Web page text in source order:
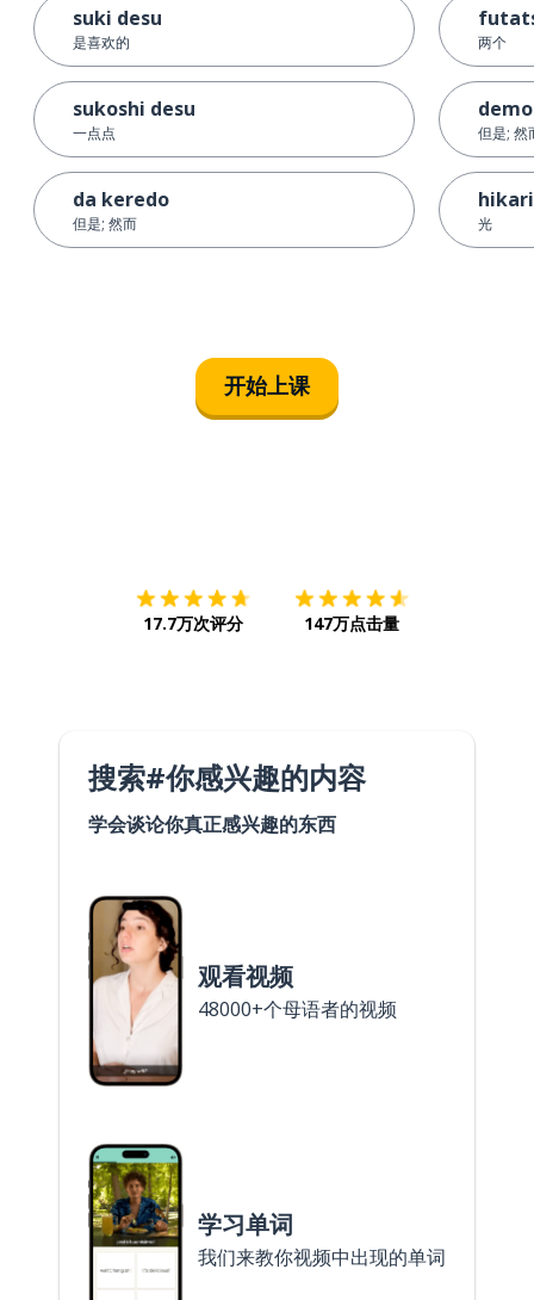
suki desu
是喜欢的
sukoshi desu
一点点
da keredo
但是; 然而
两个
demo
但是; 然
hikari
光
开始上课
17.7万次评分 147万点击量
搜索#你感兴趣的内容
学会谈论你真正感兴趣的东西
观看视频
48000+个母语者的视频
学习单词
我们来教你视频中出现的单词